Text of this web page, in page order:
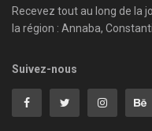
Recevez tout au long de la
la région : Annaba,
Suivez-nous